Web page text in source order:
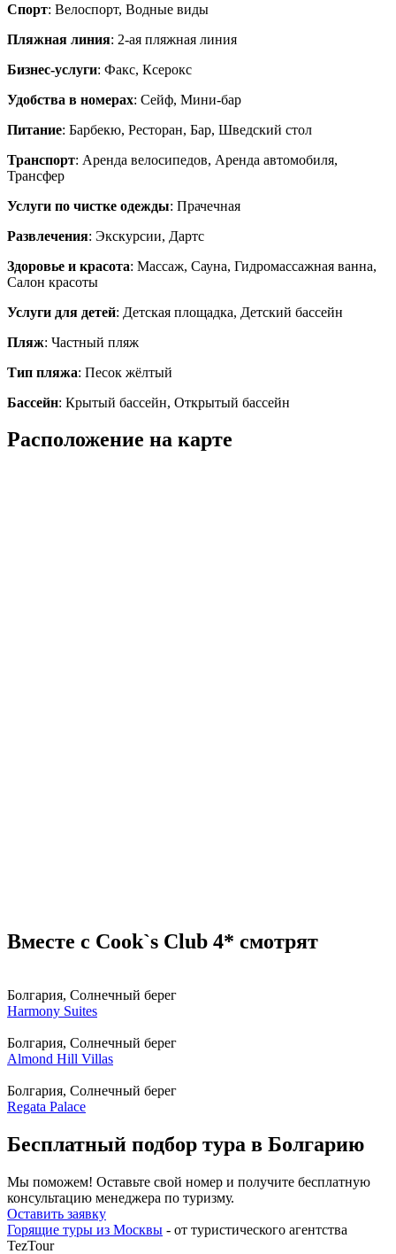
Спорт: Велоспорт, Водные виды
Пляжная линия: 2-ая пляжная линия
Бизнес-услуги: Факс, Ксерокс
Удобства в номерах: Сейф, Мини-бар
Питание: Барбекю, Ресторан, Бар, Шведский стол
Транспорт: Аренда велосипедов, Аренда автомобиля,
Трансфер
Услуги по чистке одежды: Прачечная
Развлечения: Экскурсии, Дартс
Здоровье и красота: Массаж, Сауна, Гидромассажная ванна,
Салон красоты
Услуги для детей: Детская площадка, Детский бассейн
Пляж: Частный пляж
Тип пляжа: Песок жёлтый
Бассейн: Крытый бассейн, Открытый бассейн
Расположение на карте
Вместе с Cook`s Club 4* смотрят
Болгария, Солнечный берег
Harmony Suites
Болгария, Солнечный берег
Almond Hill Villas
Болгария, Солнечный берег
Regata Palace
Бесплатный подбор тура в Болгарию
Мы поможем! Оставьте свой номер и получите бесплатную
консультацию менеджера по туризму.
Оставить заявку
Горящие туры из Москвы - от туристического агентства
TezTour